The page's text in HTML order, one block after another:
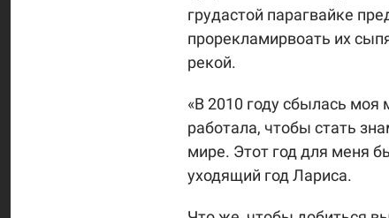
грудастой парагвайке
прорекламирвоать их
рекой.
«В 2010 году сбылась
работала, чтобы стать
мире. Этот год для меня
уходящий год Лариса.